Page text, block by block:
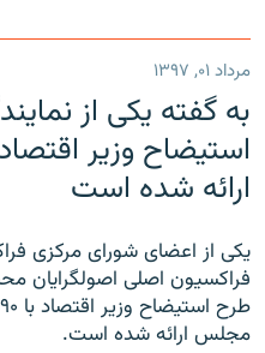
مرداد ۰۱, ۱۳۹۷
به گفته یکی از
استیضاح وزیر
ارائه شده است
یکی از اعضای شورای مرکزی
فراکسیون اصلی اصولگرایان
مجلس ارائه شده است.